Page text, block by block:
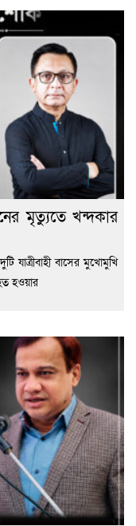
মৃত্যুতে খন্দকার
যাত্রীবাহী বাসের মুখোমুখি
হওয়ার